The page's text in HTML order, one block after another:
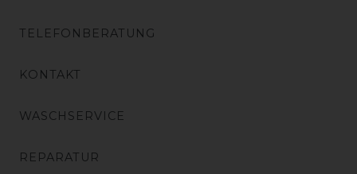
TELEFONBERATUNG
KONTAKT
WASCHSERVICE
REPARATUR